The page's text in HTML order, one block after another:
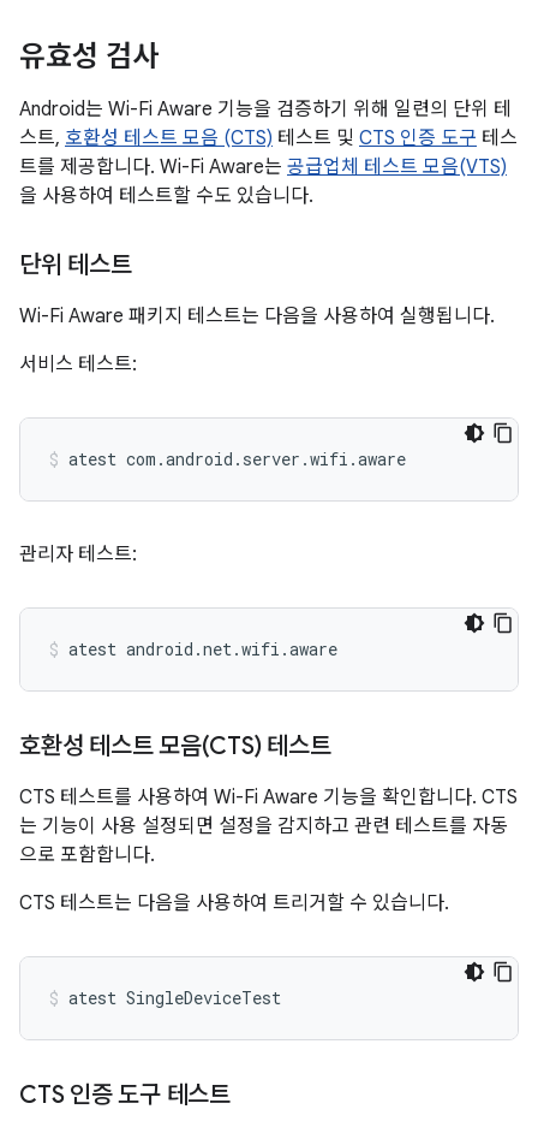
유효성 검사
Android는 Wi-Fi Aware 기능을 검증하기 위해 일련의 단위 테
스트, 호환성 테스트 모음 (CTS) 테스트 및 CTS 인증 도구 테스
트를 제공합니다. Wi-Fi Aware는 공급업체 테스트 모음(VTS)
을 사용하여 테스트할 수도 있습니다.
단위 테스트
Wi-Fi Aware 패키지 테스트는 다음을 사용하여 실행됩니다.
서비스 테스트:
atest com.android.server.wifi.aware
관리자 테스트:
atest android.net.wifi.aware
호환성 테스트 모음(CTS) 테스트
CTS 테스트를 사용하여 Wi-Fi Aware 기능을 확인합니다. CTS
는 기능이 사용 설정되면 설정을 감지하고 관련 테스트를 자동
으로 포함합니다.
CTS 테스트는 다음을 사용하여 트리거할 수 있습니다.
atest SingleDeviceTest
CTS 인증 도구 테스트